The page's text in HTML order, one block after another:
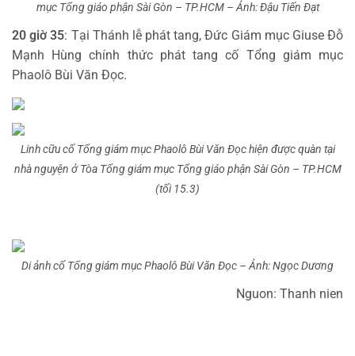
mục Tổng giáo phận Sài Gòn – TP.HCM – Ảnh: Đậu Tiến Đạt
20 giờ 35: Tại Thánh lễ phát tang, Đức Giám mục Giuse Đỗ
Mạnh Hùng chính thức phát tang cố Tổng giám mục
Phaolô Bùi Văn Đọc.
Linh cữu cố Tổng giám mục Phaolô Bùi Văn Đọc hiện được quàn tại
nhà nguyện ở Tòa Tổng giám mục Tổng giáo phận Sài Gòn – TP.HCM
(tối 15.3)
Di ảnh cố Tổng giám mục Phaolô Bùi Văn Đọc – Ảnh: Ngọc Dương
Nguon: Thanh nien